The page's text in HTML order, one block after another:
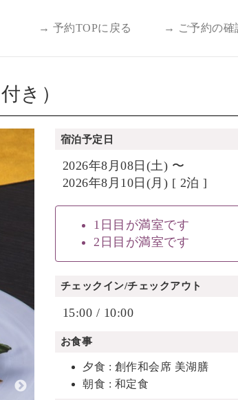
→ 予約TOPに戻る → ご予約の確
き）
宿泊予定日
2026年8月08日(土) 〜
2026年8月10日(月) [ 2泊 ]
1日目が満室です
2日目が満室です
チェックイン/チェックアウト
15:00 / 10:00
お食事
夕食 : 創作和会席 美湖膳
朝食 : 和定食